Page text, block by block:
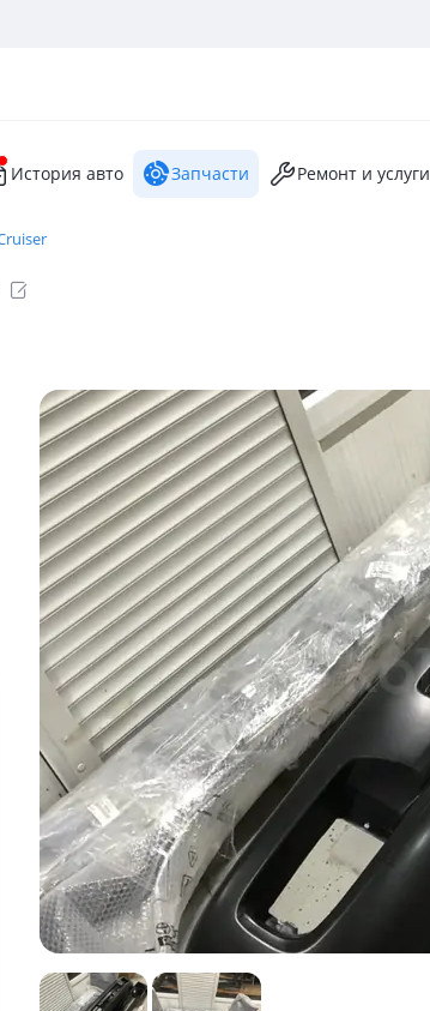
История авто Запчасти Ремонт и услуги